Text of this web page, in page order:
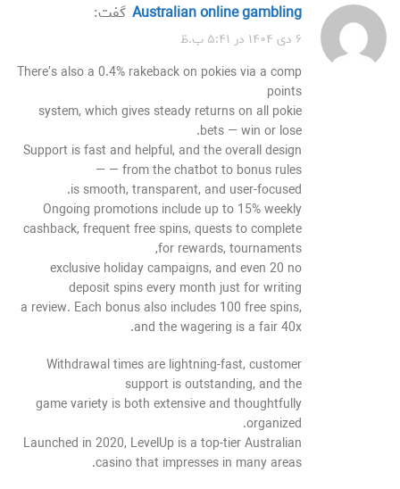
Australian online gambling گفت:
۶ دی ۱۴۰۴ در ۵:۴۱ ب.ظ
There’s also a 0.4% rakeback on pokies via a comp
points
system, which gives steady returns on all pokie
bets — win or lose.
Support is fast and helpful, and the overall design
— from the chatbot to bonus rules —
is smooth, transparent, and user-focused.
Ongoing promotions include up to 15% weekly
cashback, frequent free spins, quests to complete
for rewards, tournaments,
exclusive holiday campaigns, and even 20 no
deposit spins every month just for writing
a review. Each bonus also includes 100 free spins,
and the wagering is a fair 40x.
Withdrawal times are lightning-fast, customer
support is outstanding, and the
game variety is both extensive and thoughtfully
organized.
Launched in 2020, LevelUp is a top-tier Australian
casino that impresses in many areas.